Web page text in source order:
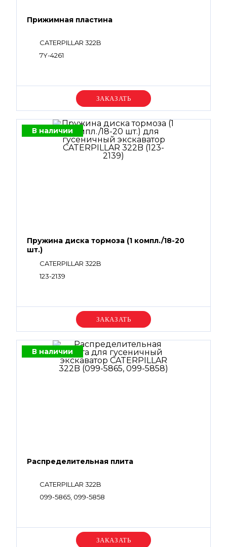
Прижимная пластина
CATERPILLAR 322B
7Y-4261
Уточняйте цену
В наличии
Пружина диска тормоза (1 компл./18-20
шт.)
CATERPILLAR 322B
123-2139
Уточняйте цену
В наличии
Распределительная плита
CATERPILLAR 322B
099-5865, 099-5858
Уточняйте цену